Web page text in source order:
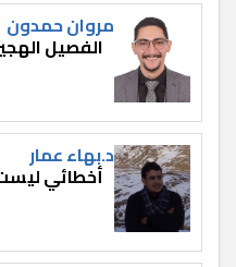
مروان حمدون
الفصيل
د.بهاء عمار
أخطائي